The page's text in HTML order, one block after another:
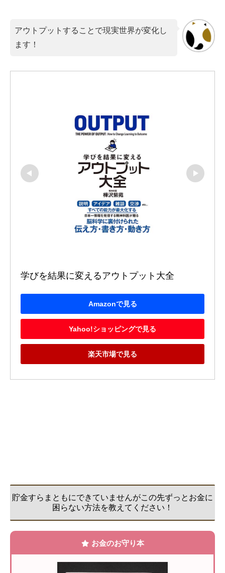
アウトプットすることで現実世界が変化し
ます！
学びを結果に変えるアウトプット大全
Amazonで見る
Yahoo!ショッピングで見る
楽天市場で見る
貯金すらまともにできていませんがこの先ずっとお金に
困らない方法を教えてください！
お金のお守り本